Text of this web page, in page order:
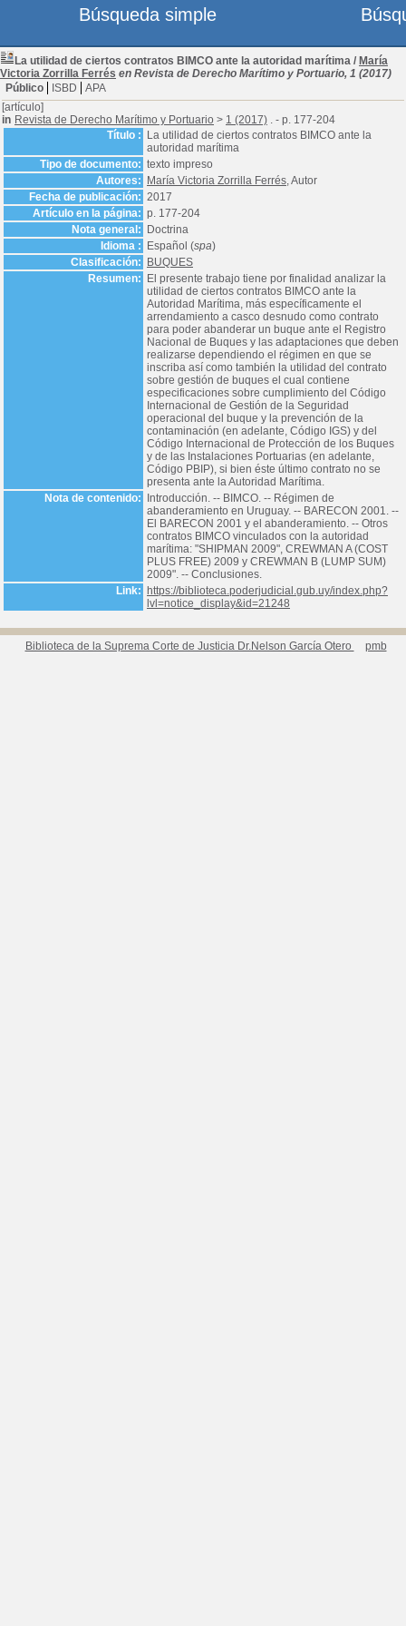
La utilidad de ciertos contratos BIMCO ante la autoridad marítima / María
Victoria Zorrilla Ferrés en Revista de Derecho Marítimo y Portuario, 1 (2017)
Público
ISBD
APA
[artículo]
in Revista de Derecho Marítimo y Portuario > 1 (2017) . - p. 177-204
Título :
La utilidad de ciertos contratos BIMCO ante la
autoridad marítima
Tipo de documento: texto impreso
Autores:
María Victoria Zorrilla Ferrés, Autor
Fecha de publicación: 2017
Artículo en la página: p. 177-204
Nota general:
Doctrina
Idioma :
Español (spa)
Clasificación:
BUQUES
Resumen:
El presente trabajo tiene por finalidad analizar la
utilidad de ciertos contratos BIMCO ante la
Autoridad Marítima, más específicamente el
arrendamiento a casco desnudo como contrato
para poder abanderar un buque ante el Registro
Nacional de Buques y las adaptaciones que deben
realizarse dependiendo el régimen en que se
inscriba así como también la utilidad del contrato
sobre gestión de buques el cual contiene
especificaciones sobre cumplimiento del Código
Internacional de Gestión de la Seguridad
operacional del buque y la prevención de la
contaminación (en adelante, Código IGS) y del
Código Internacional de Protección de los Buques
y de las Instalaciones Portuarias (en adelante,
Código PBIP), si bien éste último contrato no se
presenta ante la Autoridad Marítima.
Nota de contenido:
Introducción. -- BIMCO. -- Régimen de
abanderamiento en Uruguay. -- BARECON 2001. --
El BARECON 2001 y el abanderamiento. -- Otros
contratos BIMCO vinculados con la autoridad
marítima: "SHIPMAN 2009", CREWMAN A (COST
PLUS FREE) 2009 y CREWMAN B (LUMP SUM)
2009". -- Conclusiones.
Link:
https://biblioteca.poderjudicial.gub.uy/index.php?
lvl=notice_display&id=21248
Biblioteca de la Suprema Corte de Justicia Dr.Nelson García Otero pmb
Búsqueda simple